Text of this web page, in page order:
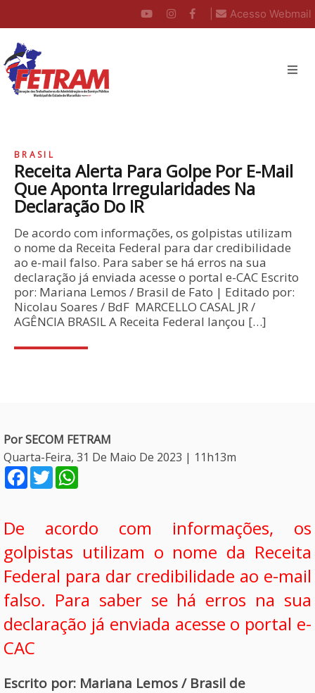
Acesso Webmail
BRASIL
Receita Alerta Para Golpe Por E-Mail
Que Aponta Irregularidades Na
Declaração Do IR
De acordo com informações, os golpistas utilizam
o nome da Receita Federal para dar credibilidade
ao e-mail falso. Para saber se há erros na sua
declaração já enviada acesse o portal e-CAC Escrito
por: Mariana Lemos / Brasil de Fato | Editado por:
Nicolau Soares / BdF MARCELLO CASAL JR /
AGÊNCIA BRASIL A Receita Federal lançou […]
Por SECOM FETRAM
Quarta-Feira, 31 De Maio De 2023 | 11h13m
Facebook
Twitter
De acordo com informações, os
golpistas utilizam o nome da Receita
Federal para dar credibilidade ao e-mail
falso. Para saber se há erros na sua
declaração já enviada acesse o portal e-
CAC
Escrito por: Mariana Lemos / Brasil de